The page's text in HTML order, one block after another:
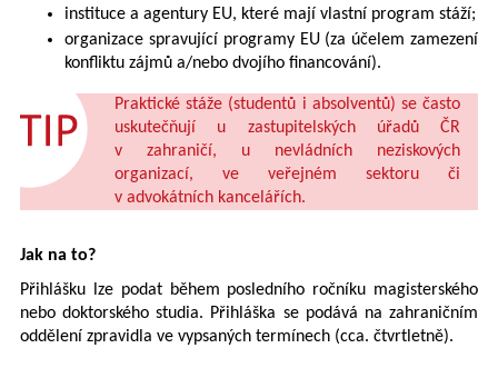
instituce a agentury EU, které mají vlastní program stáží;
organizace spravující programy EU (za účelem zamezení
konfliktu zájmů a/nebo dvojího financování).
Praktické stáže (studentů i absolventů) se často
uskutečňují u zastupitelských úřadů ČR
v zahraničí, u nevládních neziskových
organizací, ve veřejném sektoru či
v advokátních kancelářích.
Jak na to?
Přihlášku lze podat během posledního ročníku magisterského
nebo doktorského studia. Přihláška se podává na zahraničním
oddělení zpravidla ve vypsaných termínech (cca. čtvrtletně).